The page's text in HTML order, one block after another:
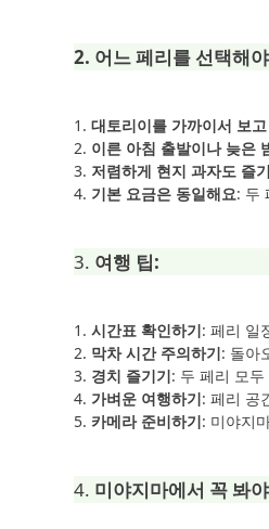
2. 어느 페리를 선택해
1. 대토리이를 가까이서 보
2. 이른 아침 출발이나 늦은
3. 저렴하게 현지 과자도 즐
4. 기본 요금은 동일해요: 두
3. 여행 팁:
1. 시간표 확인하기: 페리 일
2. 막차 시간 주의하기: 돌아
3. 경치 즐기기: 두 페리 모두
4. 가벼운 여행하기: 페리 공
5. 카메라 준비하기: 미야지
4. 미야지마에서 꼭 봐